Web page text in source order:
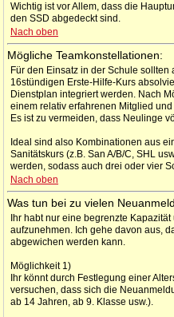
Wichtig ist vor Allem, dass die
den SSD abgedeckt sind.
Nach oben
Mögliche Teamkonstellationen:
Für den Einsatz in der Schule
16stündigen Erste-Hilfe-Kurs
Dienstplan integriert werden. Nach
einem relativ erfahrenen Mitglied
Es ist zu vermeiden, dass Neulinge
Ideal sind also Kombinationen aus
Sanitätskurs (z.B. San A/B/C, SHL
werden, sodass auch drei oder vier
Nach oben
Was tun bei zu vielen
Ihr habt nur eine begrenzte
aufzunehmen. Ich gehe davon aus,
abgewichen werden kann.
Möglichkeit 1)
Ihr könnt durch Festlegung einer
versuchen, dass sich die
ab 14 Jahren, ab 9. Klasse usw.).